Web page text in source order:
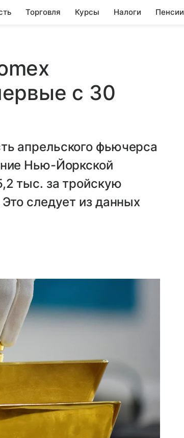
Торговля Курсы Налоги Пенсии
с 30
апрельского фьючерса
Нью-Йоркской
тыс. за тройскую
следует из данных